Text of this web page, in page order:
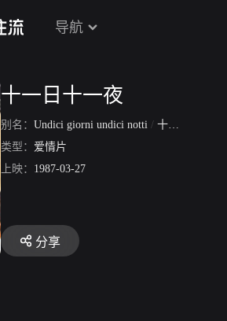
导航
十一日十一夜
别名： Undici giorni undici notti / 十一日十一夜1
类型： 爱情片
上映： 1987-03-27
分享